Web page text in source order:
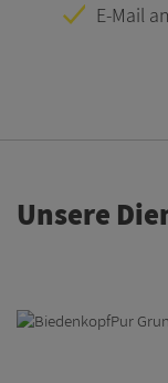
E-Mail
Unsere